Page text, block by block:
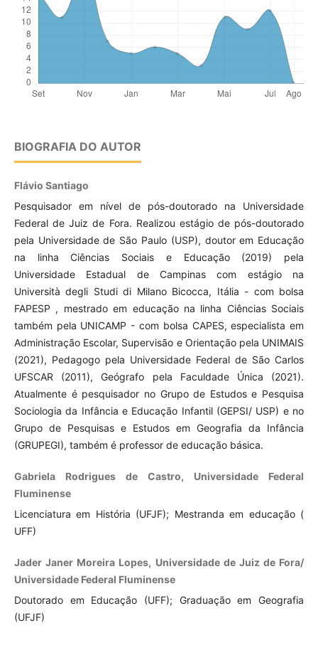
BIOGRAFIA DO AUTOR
Flávio Santiago
Pesquisador em nível de pós-doutorado na Universidade
Federal de Juiz de Fora. Realizou estágio de pós-doutorado
pela Universidade de São Paulo (USP), doutor em Educação
na linha Ciências Sociais e Educação (2019) pela
Universidade Estadual de Campinas com estágio na
Università degli Studi di Milano Bicocca, Itália - com bolsa
FAPESP , mestrado em educação na linha Ciências Sociais
também pela UNICAMP - com bolsa CAPES, especialista em
Administração Escolar, Supervisão e Orientação pela UNIMAIS
(2021), Pedagogo pela Universidade Federal de São Carlos
UFSCAR (2011), Geógrafo pela Faculdade Única (2021).
Atualmente é pesquisador no Grupo de Estudos e Pesquisa
Sociologia da Infância e Educação Infantil (GEPSI/ USP) e no
Grupo de Pesquisas e Estudos em Geografia da Infância
(GRUPEGI), também é professor de educação básica.
Gabriela Rodrigues de Castro, Universidade Federal
Fluminense
Licenciatura em História (UFJF); Mestranda em educação (
UFF)
Jader Janer Moreira Lopes, Universidade de Juiz de Fora/
Universidade Federal Fluminense
Doutorado em Educação (UFF); Graduação em Geografia
(UFJF)